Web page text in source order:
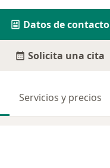
Datos de contacto
Solicita una cita
Servicios y precios